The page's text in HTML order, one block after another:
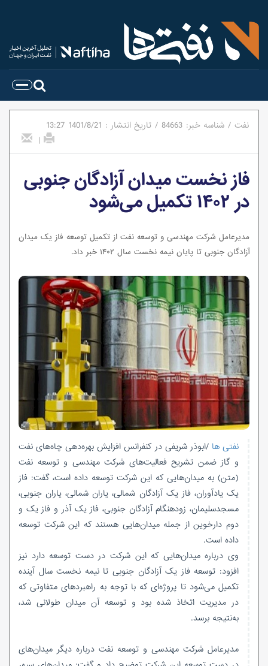
نفت / شناسه خبر: 84663
/ تاریخ انتشار : 1401/8/21
13:27
|
فاز نخست میدان آزادگان جنوبی
در ۱۴۰۲ تکمیل می‌شود
مدیرعامل شرکت مهندسی و توسعه نفت از تکمیل توسعه فاز یک میدان
آزادگان جنوبی تا پایان نیمه نخست سال ۱۴۰۲ خبر داد.
نفتی ها/ابوذر شریفی در کنفرانس افزایش بهره‌دهی چاه‌های نفت
و گاز ضمن تشریح فعالیت‌های شرکت مهندسی و توسعه نفت
(متن) به میدان‌هایی که این شرکت توسعه داده است، گفت: فاز
یک یادآوران، فاز یک آزادگان شمالی، یاران شمالی، یاران جنوبی،
مسجدسلیمان، زودهنگام آزادگان جنوبی، فاز یک آذر و فاز یک و
دوم دارخویناز جمله میدان‌هایی هستند که این شرکت توسعه
داده است.
وی درباره میدان‌هایی که این شرکت در دست توسعه دارد نیز
افزود: توسعه فاز یک آزادگان جنوبی تا نیمه نخست سال آینده
تکمیل می‌شود تا پروژه‌ای که با توجه به راهبردهای متفاوتی که
در مدیریت اتخاذ شده بود و توسعه آن میدان طولانی شد،
به‌نتیجه برسد.
مدیرعامل شرکت مهندسی و توسعه نفت درباره دیگر میدان‌های